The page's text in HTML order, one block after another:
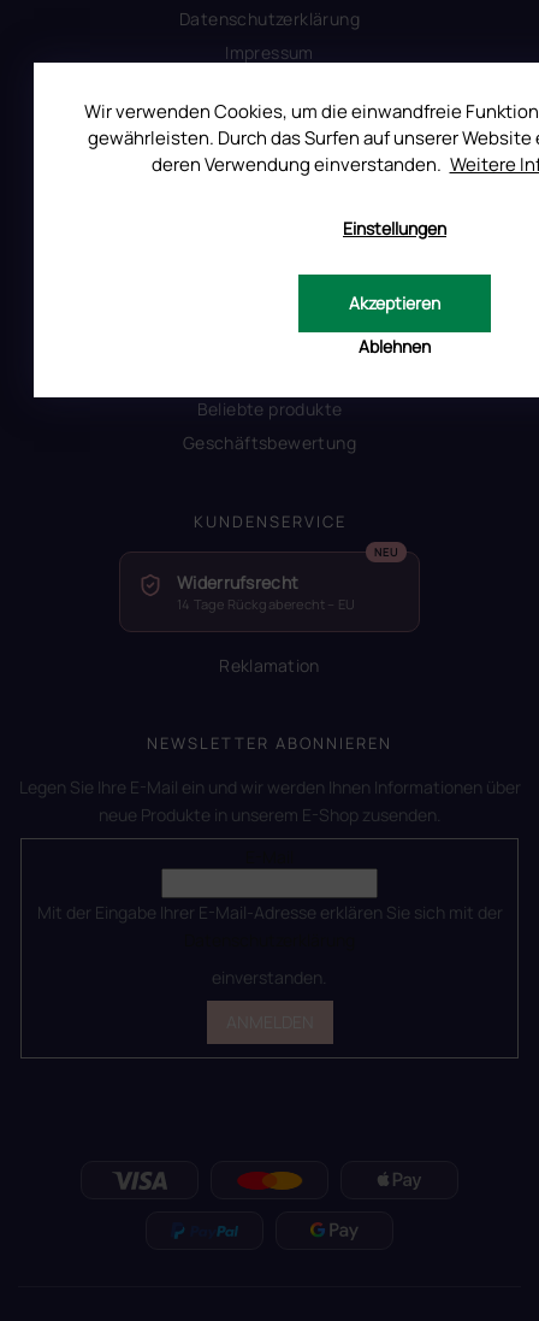
Wir verwenden Cookies, um die einwandfreie
gewährleisten. Durch das Surfen auf unserer Website
deren Verwendung einverstanden. Weitere
Einstellungen
Ablehnen
Akzeptieren
Datenschutzerklärung
Impressum
INFORMATIONEN FÜR SIE
Alles zum Verbot von TPO
Glossar der Begriffe
RUSCONA und Nachhaltigkeit
Beliebte produkte
Geschäftsbewertung
KUNDENSERVICE
Widerrufsrecht
14 Tage Rückgaberecht – EU
Reklamation
NEWSLETTER ABONNIEREN
Legen Sie Ihre E-Mail ein und wir werden Ihnen Informationen über
neue Produkte in unserem E-Shop zusenden.
Mit der Eingabe Ihrer E-Mail-Adresse erklären Sie sich mit der
einverstanden.